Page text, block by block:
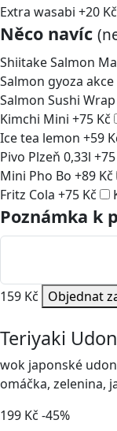
Extra wasabi +20 Kč
Něco navíc
Shiitake Salmon
Salmon gyoza akce
Salmon Sushi Wrap
Kimchi Mini +75 Kč
Ice tea lemon +59
Pivo Plzeň 0,33l +75
Mini Pho Bo +89 Kč
Fritz Cola +75 Kč
Poznámka k
159 Kč Objednat
Teriyaki
wok japonské
omáčka, zelenina,
199 Kč -45%